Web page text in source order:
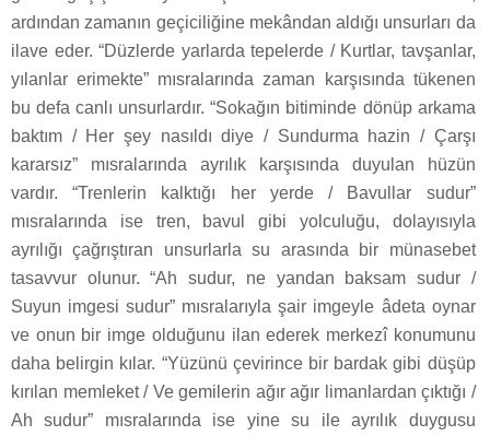
ardından zamanın geçiciliğine mekândan aldığı unsurları da
ilave eder. “Düzlerde yarlarda tepelerde / Kurtlar, tavşanlar,
yılanlar erimekte” mısralarında zaman karşısında tükenen
bu defa canlı unsurlardır. “Sokağın bitiminde dönüp arkama
baktım / Her şey nasıldı diye / Sundurma hazin / Çarşı
kararsız” mısralarında ayrılık karşısında duyulan hüzün
vardır. “Trenlerin kalktığı her yerde / Bavullar sudur”
mısralarında ise tren, bavul gibi yolculuğu, dolayısıyla
ayrılığı çağrıştıran unsurlarla su arasında bir münasebet
tasavvur olunur. “Ah sudur, ne yandan baksam sudur /
Suyun imgesi sudur” mısralarıyla şair imgeyle âdeta oynar
ve onun bir imge olduğunu ilan ederek merkezî konumunu
daha belirgin kılar. “Yüzünü çevirince bir bardak gibi düşüp
kırılan memleket / Ve gemilerin ağır ağır limanlardan çıktığı /
Ah sudur” mısralarında ise yine su ile ayrılık duygusu